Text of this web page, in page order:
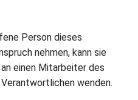
Person dieses
nehmen, kann sie
einen Mitarbeiter des
wenden.